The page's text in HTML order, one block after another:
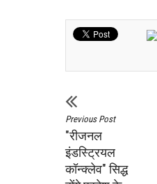
Previous Post
"रीजनल
इंडस्ट्रियल
कॉन्क्लेव" सिद्ध